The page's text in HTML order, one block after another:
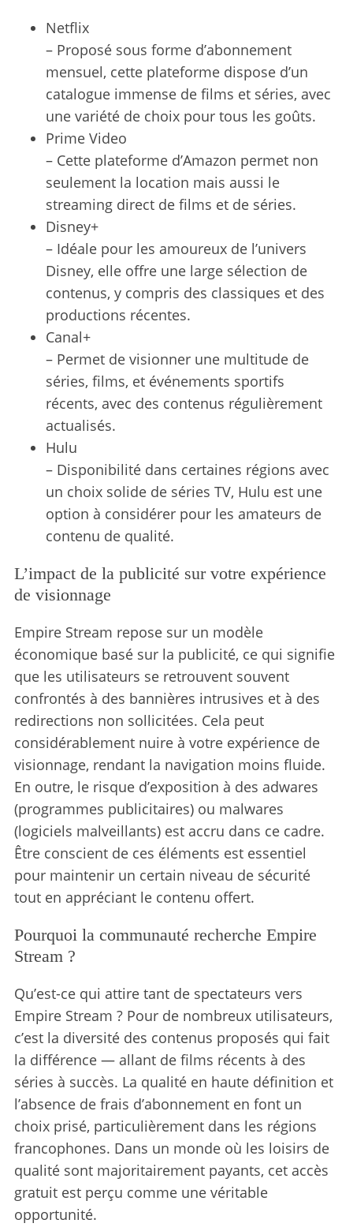
Netflix
– Proposé sous forme d’abonnement
mensuel, cette plateforme dispose d’un
catalogue immense de films et séries, avec
une variété de choix pour tous les goûts.
Prime Video
– Cette plateforme d’Amazon permet non
seulement la location mais aussi le
streaming direct de films et de séries.
Disney+
– Idéale pour les amoureux de l’univers
Disney, elle offre une large sélection de
contenus, y compris des classiques et des
productions récentes.
Canal+
– Permet de visionner une multitude de
séries, films, et événements sportifs
récents, avec des contenus régulièrement
actualisés.
Hulu
– Disponibilité dans certaines régions avec
un choix solide de séries TV, Hulu est une
option à considérer pour les amateurs de
contenu de qualité.
L’impact de la publicité sur votre expérience
de visionnage
Empire Stream repose sur un modèle
économique basé sur la publicité, ce qui signifie
que les utilisateurs se retrouvent souvent
confrontés à des bannières intrusives et à des
redirections non sollicitées. Cela peut
considérablement nuire à votre expérience de
visionnage, rendant la navigation moins fluide.
En outre, le risque d’exposition à des adwares
(programmes publicitaires) ou malwares
(logiciels malveillants) est accru dans ce cadre.
Être conscient de ces éléments est essentiel
pour maintenir un certain niveau de sécurité
tout en appréciant le contenu offert.
Pourquoi la communauté recherche Empire
Stream ?
Qu’est-ce qui attire tant de spectateurs vers
Empire Stream ? Pour de nombreux utilisateurs,
c’est la diversité des contenus proposés qui fait
la différence — allant de films récents à des
séries à succès. La qualité en haute définition et
l’absence de frais d’abonnement en font un
choix prisé, particulièrement dans les régions
francophones. Dans un monde où les loisirs de
qualité sont majoritairement payants, cet accès
gratuit est perçu comme une véritable
opportunité.